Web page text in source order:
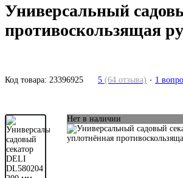
Универсальный
противоскользящая
Код товара: 23396925 5 (64 отзыва) 1
Нет в наличии